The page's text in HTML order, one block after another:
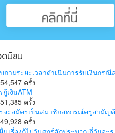
นิยม
ถามระยะเวลาดำเนินการรับเงินกรณี
ครั้ง
กู้เงินATM
ครั้ง
จะสมัครเป็นสมาชิกสหกรณ์ครูสามัญต้
ครั้ง